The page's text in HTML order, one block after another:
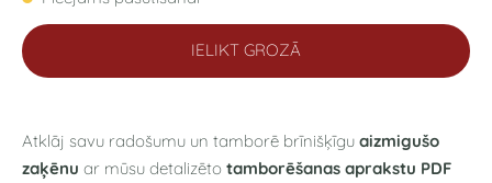
IELIKT GROZĀ
Atklāj savu radošumu un tamborē brīnišķīgu aizmigušo
zaķēnu ar mūsu detalizēto tamborēšanas aprakstu PDF